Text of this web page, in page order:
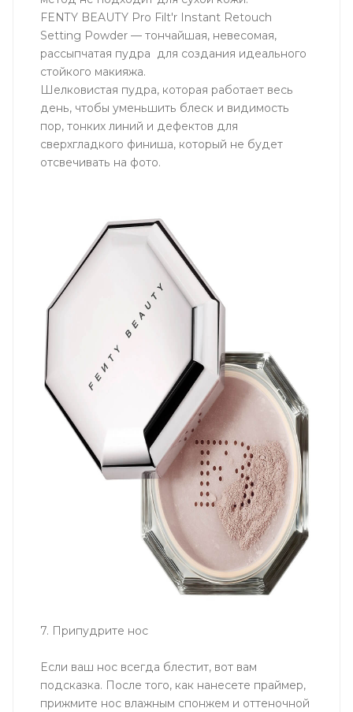
FENTY BEAUTY Pro Filt'r Instant Retouch
Setting Powder — тончайшая, невесомая,
рассыпчатая пудра для создания идеального
стойкого макияжа.
Шелковистая пудра, которая работает весь
день, чтобы уменьшить блеск и видимость
пор, тонких линий и дефектов для
сверхгладкого финиша, который не будет
отсвечивать на фото.
7. Припудрите нос
Если ваш нос всегда блестит, вот вам
подсказка. После того, как нанесете праймер,
прижмите нос влажным спонжем и оттеночной